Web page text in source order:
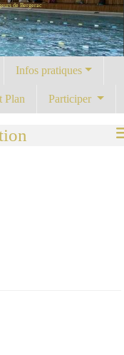
de Bergerac
Infos pratiques
Plan Participer